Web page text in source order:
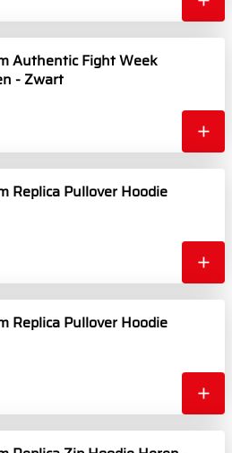
Authentic Fight Week
- Zwart
Replica Pullover Hoodie
Replica Pullover Hoodie